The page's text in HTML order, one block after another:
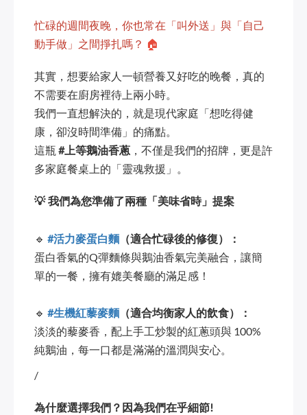
忙碌的週間夜晚，你也常在「叫外送」與「自己
動手做」之間掙扎嗎？ 🏠
其實，想要給家人一頓營養又好吃的晚餐，真的
不需要在廚房裡待上兩小時。
我們一直想解決的，就是現代家庭「想吃得健
康，卻沒時間準備」的痛點。
這瓶 #上等鵝油香蔥 ，不僅是我們的招牌，更是許
多家庭餐桌上的「靈魂救援」。
💡我們為您準備了兩種「美味省時」提案
🔹 #活力麥蛋白麵 （適合忙碌後的修復）：
蛋白香氣的Q彈麵條與鵝油香氣完美融合，讓簡
單的一餐，擁有媲美餐廳的滿足感！
🔹 #生機紅藜麥麵 （適合均衡家人的飲食）：
淡淡的藜麥香，配上手工炒製的紅蔥頭與 100%
純鵝油，每一口都是滿滿的溫潤與安心。
/
為什麼選擇我們？因為我們在乎細節!